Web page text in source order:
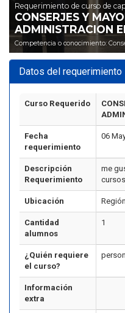
Requerimiento de curso de
CONSERJES Y
ADMINISTRACION
Competencia o conocimiento:
Datos del requerimiento
Curso Requerido
Fecha
requerimiento
06
Descripción
Requerimiento
me
Ubicación
Cantidad
alumnos
1
¿Quién requiere
el curso?
Información
extra